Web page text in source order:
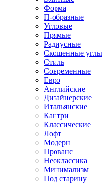
Форма
П-образные
Угловые
Прямые
Радиусные
Скошенные углы
Стиль
Современные
Евро
Английские
Дизайнерские
Итальянские
Кантри
Классические
Лофт
Модерн
Прованс
Неоклассика
Минимализм
Под старину